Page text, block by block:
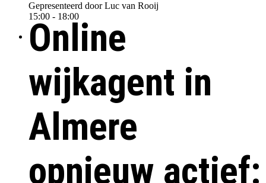
Gepresenteerd door Luc van Rooij
15:00 - 18:00
Online
wijkagent in
Almere
opnieuw actief: